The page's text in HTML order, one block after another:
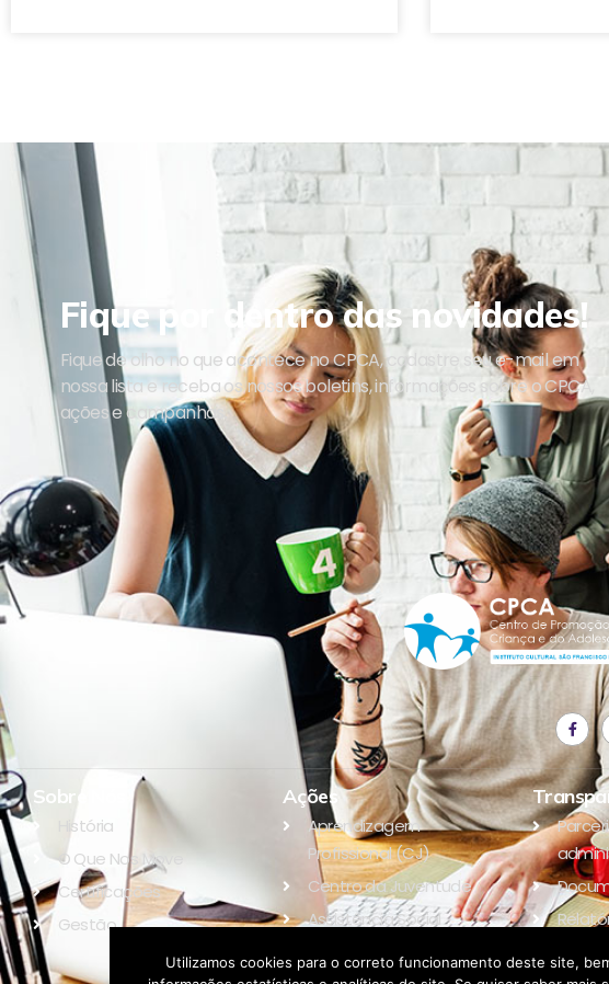
Fique por dentro das novidades!
Fique de olho no que acontece no CPCA, cadastre seu e-mail em
nossa lista e receba os nossos boletins, informações sobre o CPCA,
ações e campanhas.
Sobre Nós
História
O Que Nos Move
Certificações
Gestão
Ações
Aprendizagem
Profissional (CJ)
Centro da Juventude
Assistência Social
Educação
Utilizamos cookies para o correto funcionamento deste site,